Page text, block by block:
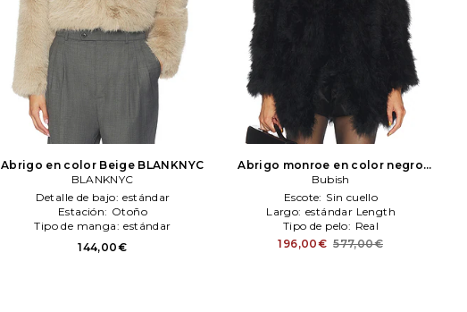
Abrigo en color Beige BLANKNYC
BLANKNYC
Detalle de bajo: estándar
Estación: Otoño
Tipo de manga: estándar
144,00€
Abrigo monroe en color negro
Bubish
Bubish
Escote: Sin cuello
Largo: estándar Length
Tipo de pelo: Real
196,00€ 577,00€